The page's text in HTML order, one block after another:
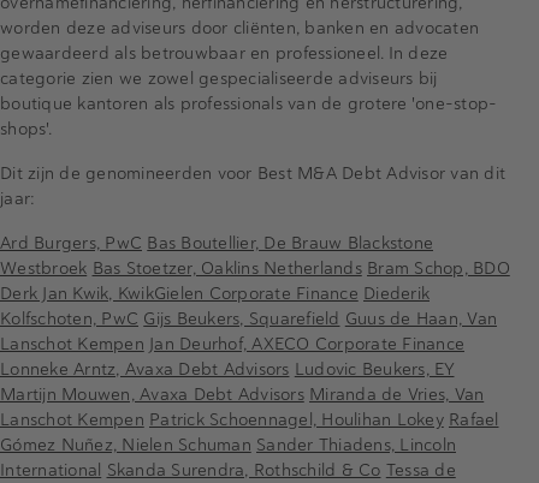
worden deze adviseurs door cliënten, banken en advocaten
gewaardeerd als betrouwbaar en professioneel. In deze
categorie zien we zowel gespecialiseerde adviseurs bij
boutique kantoren als professionals van de grotere 'one-stop-
shops'.
Dit zijn de genomineerden voor Best M&A Debt Advisor van dit
jaar:
Ard Burgers, PwC Bas Boutellier, De Brauw Blackstone
Westbroek Bas Stoetzer, Oaklins Netherlands Bram Schop, BDO
Derk Jan Kwik, KwikGielen Corporate Finance Diederik
Kolfschoten, PwC Gijs Beukers, Squarefield Guus de Haan, Van
Lanschot Kempen Jan Deurhof, AXECO Corporate Finance
Lonneke Arntz, Avaxa Debt Advisors Ludovic Beukers, EY
Martijn Mouwen, Avaxa Debt Advisors Miranda de Vries, Van
Lanschot Kempen Patrick Schoennagel, Houlihan Lokey Rafael
Gómez Nuñez, Nielen Schuman Sander Thiadens, Lincoln
International Skanda Surendra, Rothschild & Co Tessa de